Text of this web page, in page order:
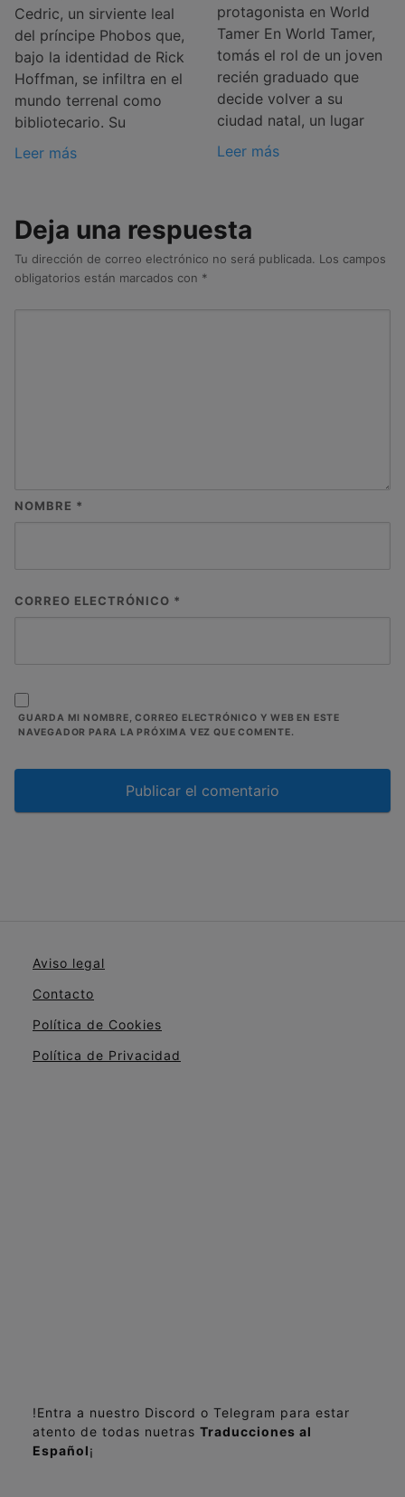
Cedric, un sirviente leal
del príncipe Phobos que,
bajo la identidad de Rick
Hoffman, se infiltra en el
mundo terrenal como
bibliotecario. Su
Leer más
protagonista en World
Tamer En World Tamer,
tomás el rol de un joven
recién graduado que
decide volver a su
ciudad natal, un lugar
Leer más
Deja una respuesta
Tu dirección de correo electrónico no será publicada. Los campos
obligatorios están marcados con *
NOMBRE *
CORREO ELECTRÓNICO *
GUARDA MI NOMBRE, CORREO ELECTRÓNICO Y WEB EN ESTE
NAVEGADOR PARA LA PRÓXIMA VEZ QUE COMENTE.
Aviso legal
Contacto
Política de Cookies
Política de Privacidad
!Entra a nuestro Discord o Telegram para estar
atento de todas nuetras Traducciones al
Español¡